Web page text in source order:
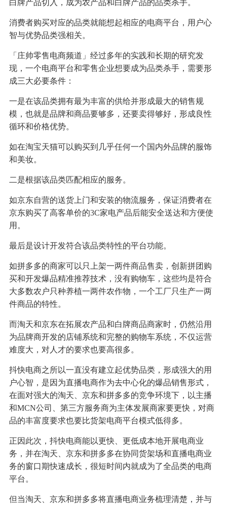
白牌产品切入，成为农产品和白牌产品的品类杀手。
消费者购买对应的品类就能想起相应的电商平台，用户心
智与优势品类强相关。
「庄帅零售电商频道」经过多年的实践和长期的研究发
现，一个电商平台和零售企业想要成为品类杀手，需要形
成三大必要条件：
一是在该品类拥有最为丰富的供给并形成最大的销售规
模，也就是品牌和商品要够多，还要卖得够好，形成良性
循环和价格优势。
如在淘宝天猫可以购买到几乎任何一个国内外品牌的服饰
和美妆。
二是根据该品类匹配相应的服务。
如京东自营的送货上门和安装的物流服务，保证消费者在
京东购买了高客单价的3C家电产品后能安全送达和方便使
用。
最后是设计开发符合该品类特性的平台功能。
如拼多多的商家可以只上架一两件商品售卖，创新拼团购
买和开发爆品精准推荐技术，没有购物车，这些均是符合
大多数农户只种养植一两件农作物，一个工厂只生产一两
件商品的特性。
而淘天和京东在拓展农产品和白牌商品商家时，仍然沿用
为品牌商开发的店铺系统和完整的购物车系统，不仅运营
难度大，对人才的要求也要高很多。
抖快电商之所以一直没有建立起优势品类，形成强大的用
户心智，是因为直播电商作为去中心化的爆品销售形式，
在面对强大的淘天、京东和拼多多的竞争环境下，以主播
和MCN公司、第三方服务商为主体发展商家要更快，对商
品的丰富度要求也要比货架电商平台模式低得多。
正因此次，抖快电商能以更快、更低成本地开展电商业
务，并在淘天、京东和拼多多在协同货架场和直播电商业
务的窗口期快速成长，很短时间内就成为了全品类的电商
平台。
但当淘天、京东和拼多多将直播电商业务梳理清楚，并与